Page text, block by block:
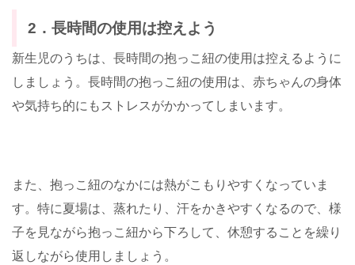
2．長時間の使用は控えよう
新生児のうちは、長時間の抱っこ紐の使用は控えるように
しましょう。長時間の抱っこ紐の使用は、赤ちゃんの身体
や気持ち的にもストレスがかかってしまいます。
また、抱っこ紐のなかには熱がこもりやすくなっていま
す。特に夏場は、蒸れたり、汗をかきやすくなるので、様
子を見ながら抱っこ紐から下ろして、休憩することを繰り
返しながら使用しましょう。